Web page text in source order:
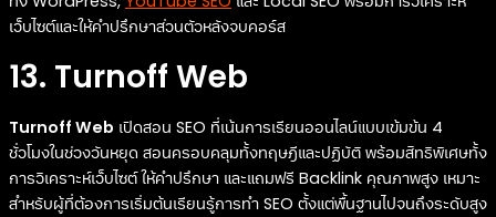
เว็บไซต์และให้คำปรึกษาส่วนตัวหลังจบคอร์ส
13. Turnoff Web
Turnoff Web เปิดสอน SEO ที่เน้นการเรียนออนไลน์แบบเข้มข้น 4
ชั่วโมงในช่วงวันหยุด สอนครอบคลุมทั้งทฤษฎีและปฏิบัติ พร้อมสิทธิพิเศษทั้ง
การวิเคราะห์เว็บไซต์ ให้คำปรึกษา และแถมฟรี Backlink คุณภาพสูง เหมาะ
สำหรับผู้ที่ต้องการเริ่มต้นเรียนรู้การทำ SEO ตั้งแต่พื้นฐานไปจนถึงระดับสูง